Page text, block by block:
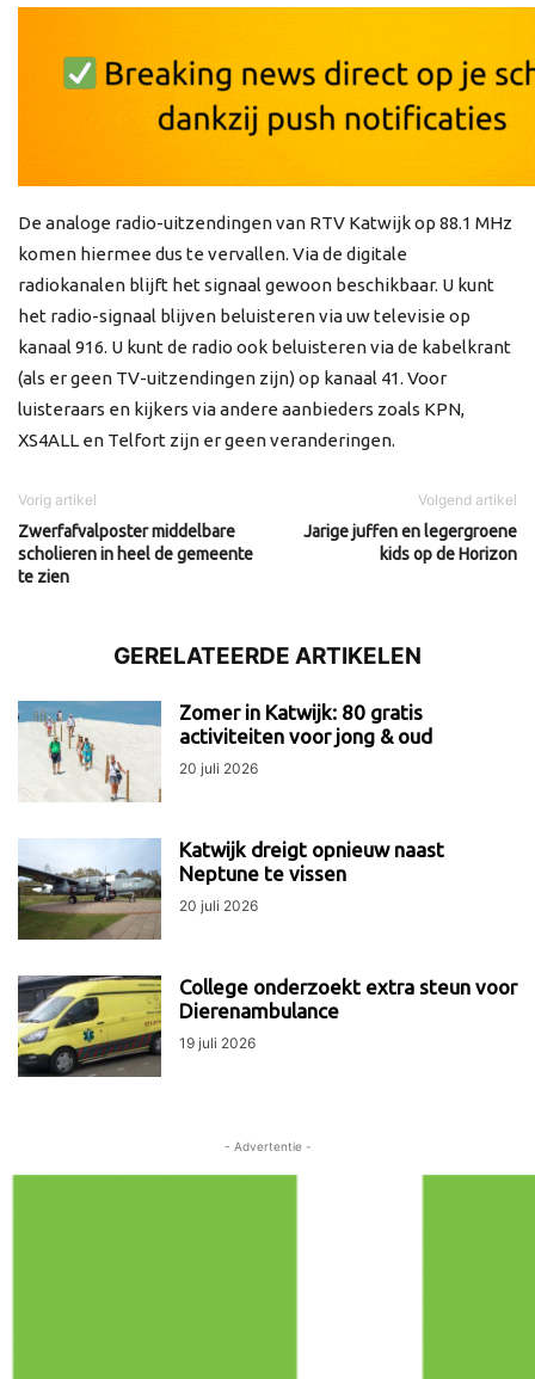
De analoge radio-uitzendingen van RTV Katwijk op 88.1 MHz
komen hiermee dus te vervallen. Via de digitale
radiokanalen blijft het signaal gewoon beschikbaar. U kunt
het radio-signaal blijven beluisteren via uw televisie op
kanaal 916. U kunt de radio ook beluisteren via de kabelkrant
(als er geen TV-uitzendingen zijn) op kanaal 41. Voor
luisteraars en kijkers via andere aanbieders zoals KPN,
XS4ALL en Telfort zijn er geen veranderingen.
Vorig artikel
Zwerfafvalposter middelbare
scholieren in heel de gemeente
te zien
Volgend artikel
Jarige juffen en legergroene
kids op de Horizon
GERELATEERDE ARTIKELEN
Zomer in Katwijk: 80 gratis
activiteiten voor jong & oud
20 juli 2026
Katwijk dreigt opnieuw naast
Neptune te vissen
20 juli 2026
College onderzoekt extra steun voor
Dierenambulance
19 juli 2026
- Advertentie -